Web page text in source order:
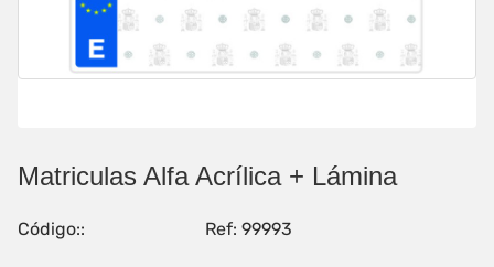
Matriculas Alfa Acrílica + Lámina
Código:: Ref: 99993